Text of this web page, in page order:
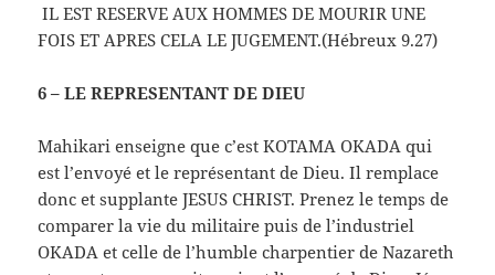
IL EST RESERVE AUX HOMMES DE MOURIR UNE
FOIS ET APRES CELA LE JUGEMENT.(Hébreux 9.27)
6 – LE REPRESENTANT DE DIEU
Mahikari enseigne que c’est KOTAMA OKADA qui
est l’envoyé et le représentant de Dieu. Il remplace
donc et supplante JESUS CHRIST. Prenez le temps de
comparer la vie du militaire puis de l’industriel
OKADA et celle de l’humble charpentier de Nazareth